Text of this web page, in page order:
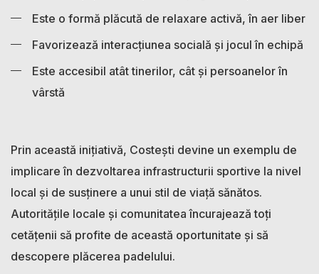
Este o formă plăcută de relaxare activă, în aer liber
Favorizează interacțiunea socială și jocul în echipă
Este accesibil atât tinerilor, cât și persoanelor în
vârstă
Prin această inițiativă, Costești devine un exemplu de
implicare în dezvoltarea infrastructurii sportive la nivel
local și de susținere a unui stil de viață sănătos.
Autoritățile locale și comunitatea încurajează toți
cetățenii să profite de această oportunitate și să
descopere plăcerea padelului.